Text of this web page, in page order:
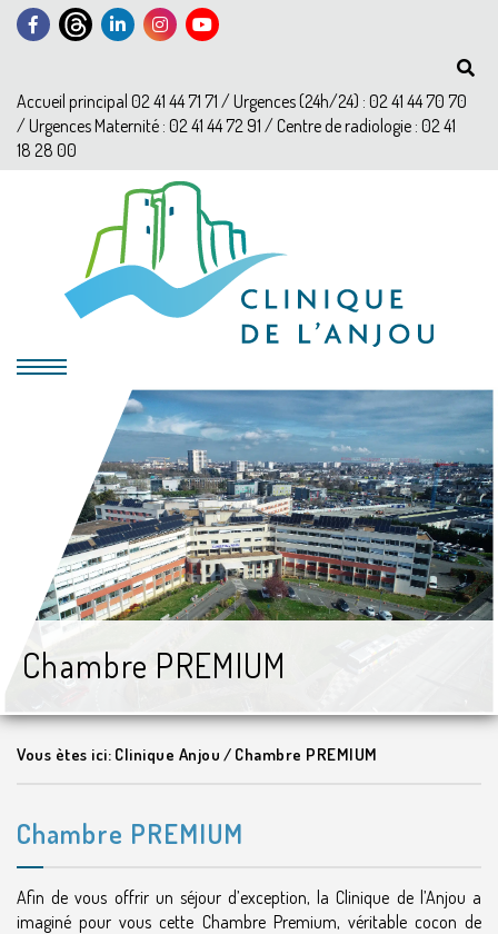
Accueil principal 02 41 44 71 71 / Urgences (24h/24) : 02 41 44 70 70
/ Urgences Maternité : 02 41 44 72 91 / Centre de radiologie : 02 41
18 28 00
Chambre PREMIUM
Vous ètes ici: Clinique Anjou / Chambre PREMIUM
Chambre PREMIUM
Afin de vous offrir un séjour d’exception, la Clinique de l’Anjou a
imaginé pour vous cette Chambre Premium, véritable cocon de